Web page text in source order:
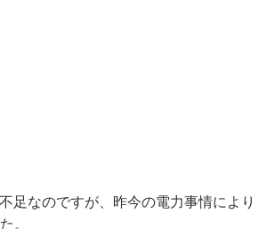
足なのですが、昨今の電力事情により
。